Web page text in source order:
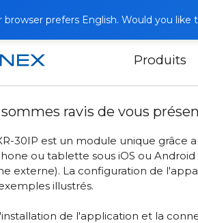
browser prefers English. Would you like
Produits
Actualités Nous
ravis de vous
30IP est un module unique
ou tablette sous iOS ou
externe). La configuration de
illustrés.
de l'application et la